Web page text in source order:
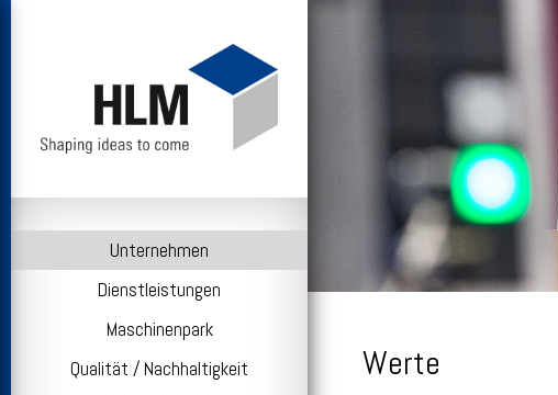
Unternehmen
Dienstleistungen
Maschinenpark
Qualität / Nachhaltigkeit
Werte